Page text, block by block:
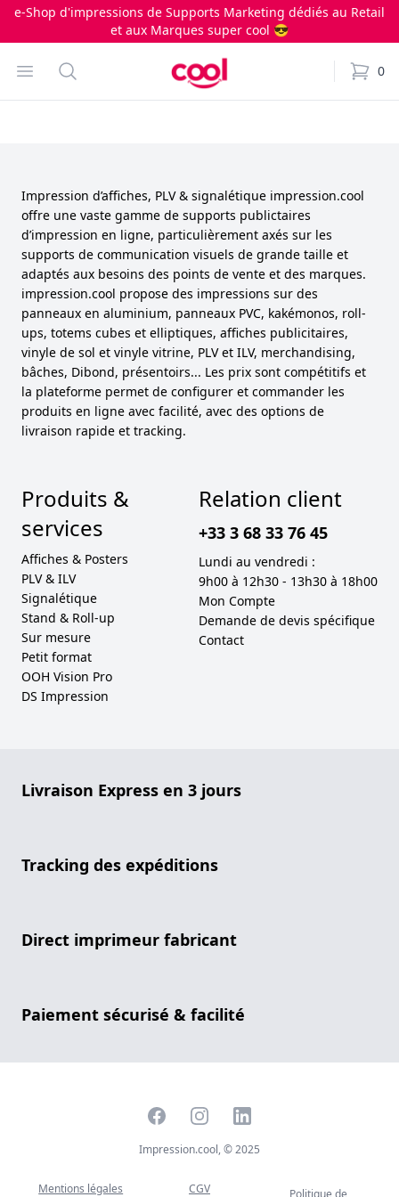
e-Shop d'impressions de Supports Marketing dédiés au Retail
et aux Marques super cool 😎
Open menu
Search
Impression.cool
0
items
Impression d’affiches, PLV & signalétique impression.cool
offre une vaste gamme de supports publictaires
d’impression en ligne, particulièrement axés sur les
supports de communication visuels de grande taille et
adaptés aux besoins des points de vente et des marques.
impression.cool propose des impressions sur des
panneaux en aluminium, panneaux PVC, kakémonos, roll-
ups, totems cubes et elliptiques, affiches publicitaires,
vinyle de sol et vinyle vitrine, PLV et ILV, merchandising,
bâches, Dibond, présentoirs... Les prix sont compétitifs et
la plateforme permet de configurer et commander les
produits en ligne avec facilité, avec des options de
livraison rapide et tracking.
Produits &
services
Affiches & Posters
PLV & ILV
Signalétique
Stand & Roll-up
Sur mesure
Petit format
OOH Vision Pro
DS Impression
Relation client
+33 3 68 33 76 45
Lundi au vendredi :
9h00 à 12h30 - 13h30 à 18h00
Mon Compte
Demande de devis spécifique
Contact
Livraison Express en 3 jours
Tracking des expéditions
Direct imprimeur fabricant
Paiement sécurisé & facilité
FacebookInstagramLinkedIn
Impression.cool, © 2025
Mentions légales CGV Politique de